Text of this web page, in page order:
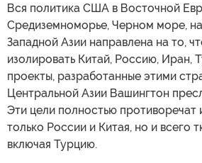
Вся политика США в Восточной
Средиземноморье, Черном море, на
Западной Азии направлена на то,
изолировать Китай, Россию, Иран,
проекты, разработанные этими
Центральной Азии Вашингтон
Эти цели полностью противоречат
только России и Китая, но и всего
включая Турцию.